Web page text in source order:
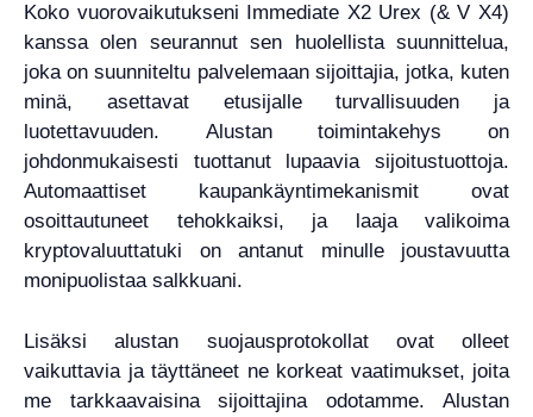
Koko vuorovaikutukseni Immediate X2 Urex (& V X4)
kanssa olen seurannut sen huolellista suunnittelua,
joka on suunniteltu palvelemaan sijoittajia, jotka, kuten
minä, asettavat etusijalle turvallisuuden ja
luotettavuuden. Alustan toimintakehys on
johdonmukaisesti tuottanut lupaavia sijoitustuottoja.
Automaattiset kaupankäyntimekanismit ovat
osoittautuneet tehokkaiksi, ja laaja valikoima
kryptovaluuttatuki on antanut minulle joustavuutta
monipuolistaa salkkuani.
Lisäksi alustan suojausprotokollat ​​ovat olleet
vaikuttavia ja täyttäneet ne korkeat vaatimukset, joita
me tarkkaavaisina sijoittajina odotamme. Alustan